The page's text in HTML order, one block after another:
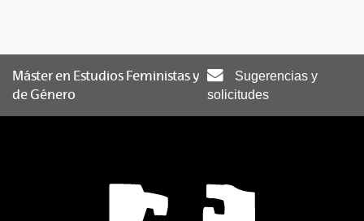
Máster en Estudios Feministas y
de Género
Sugerencias y
solicitudes